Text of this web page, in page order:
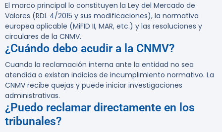
El marco principal lo constituyen la Ley del Mercado de
Valores (RDL 4/2015 y sus modificaciones), la normativa
europea aplicable (MiFID II, MAR, etc.) y las resoluciones y
circulares de la CNMV.
¿Cuándo debo acudir a la CNMV?
Cuando la reclamación interna ante la entidad no sea
atendida o existan indicios de incumplimiento normativo. La
CNMV recibe quejas y puede iniciar investigaciones
administrativas.
¿Puedo reclamar directamente en los
tribunales?